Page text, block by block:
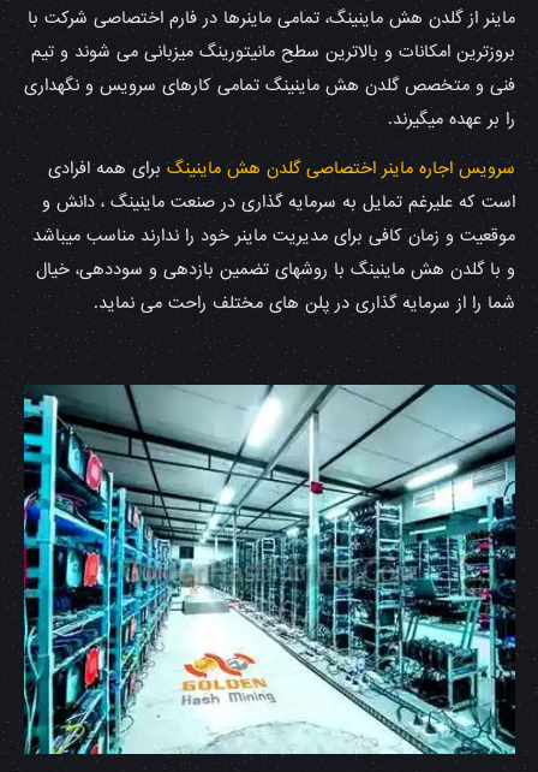
ماینر از گلدن هش ماینینگ، تمامی ماینرها در فارم اختصاصی شرکت با
بروزترین امکانات و بالاترین سطح مانیتورینگ میزبانی می شوند و تیم
فنی و متخصص گلدن هش ماینینگ تمامی کارهای سرویس و نگهداری
را بر عهده میگیرند.
سرویس اجاره ماینر اختصاصی گلدن هش ماینینگبرای همه افرادی
است که علیرغم تمایل به سرمایه گذاری در صنعت ماینینگ ، دانش و
موقعیت و زمان کافی برای مدیریت ماینر خود را ندارند مناسب میباشد
و با گلدن هش ماینینگ با روشهای تضمین بازدهی و سوددهی، خیال
شما را از سرمایه گذاری در پلن های مختلف راحت می نماید.